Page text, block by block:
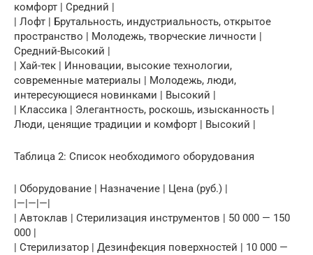
комфорт | Средний |
| Лофт | Брутальность, индустриальность, открытое
пространство | Молодежь, творческие личности |
Средний-Высокий |
| Хай-тек | Инновации, высокие технологии,
современные материалы | Молодежь, люди,
интересующиеся новинками | Высокий |
| Классика | Элегантность, роскошь, изысканность |
Люди, ценящие традиции и комфорт | Высокий |
Таблица 2: Список необходимого оборудования
| Оборудование | Назначение | Цена (руб.) |
|—|—|—|
| Автоклав | Стерилизация инструментов | 50 000 — 150
000 |
| Стерилизатор | Дезинфекция поверхностей | 10 000 —